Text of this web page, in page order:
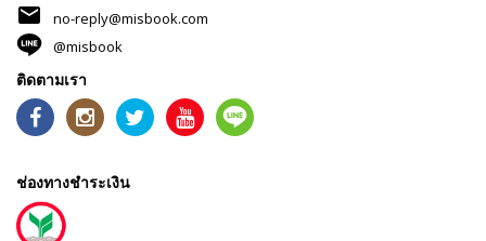
mail
no-reply@misbook.com
@misbook
ติดตามเรา
ช่องทางชำระเงิน